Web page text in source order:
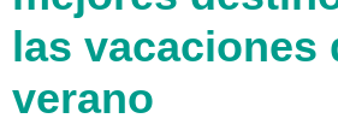
las vacaciones
verano